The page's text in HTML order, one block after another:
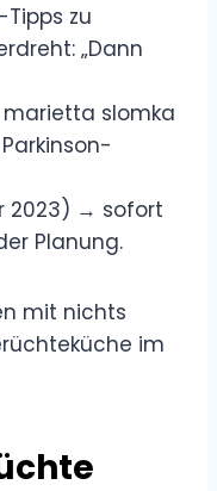
Tipps zu
„Dann
slomka
2023) → sofort
Planung.
mit nichts
im